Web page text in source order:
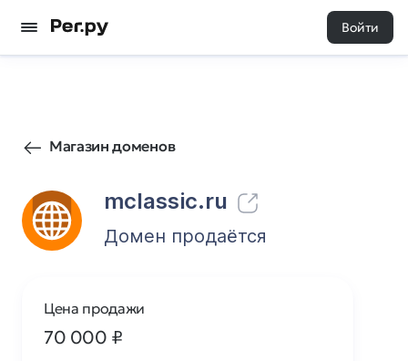
Войти
Магазин доменов
mclassic.ru
153 0
Домен продаётся
Цена продажи
70 000 ₽